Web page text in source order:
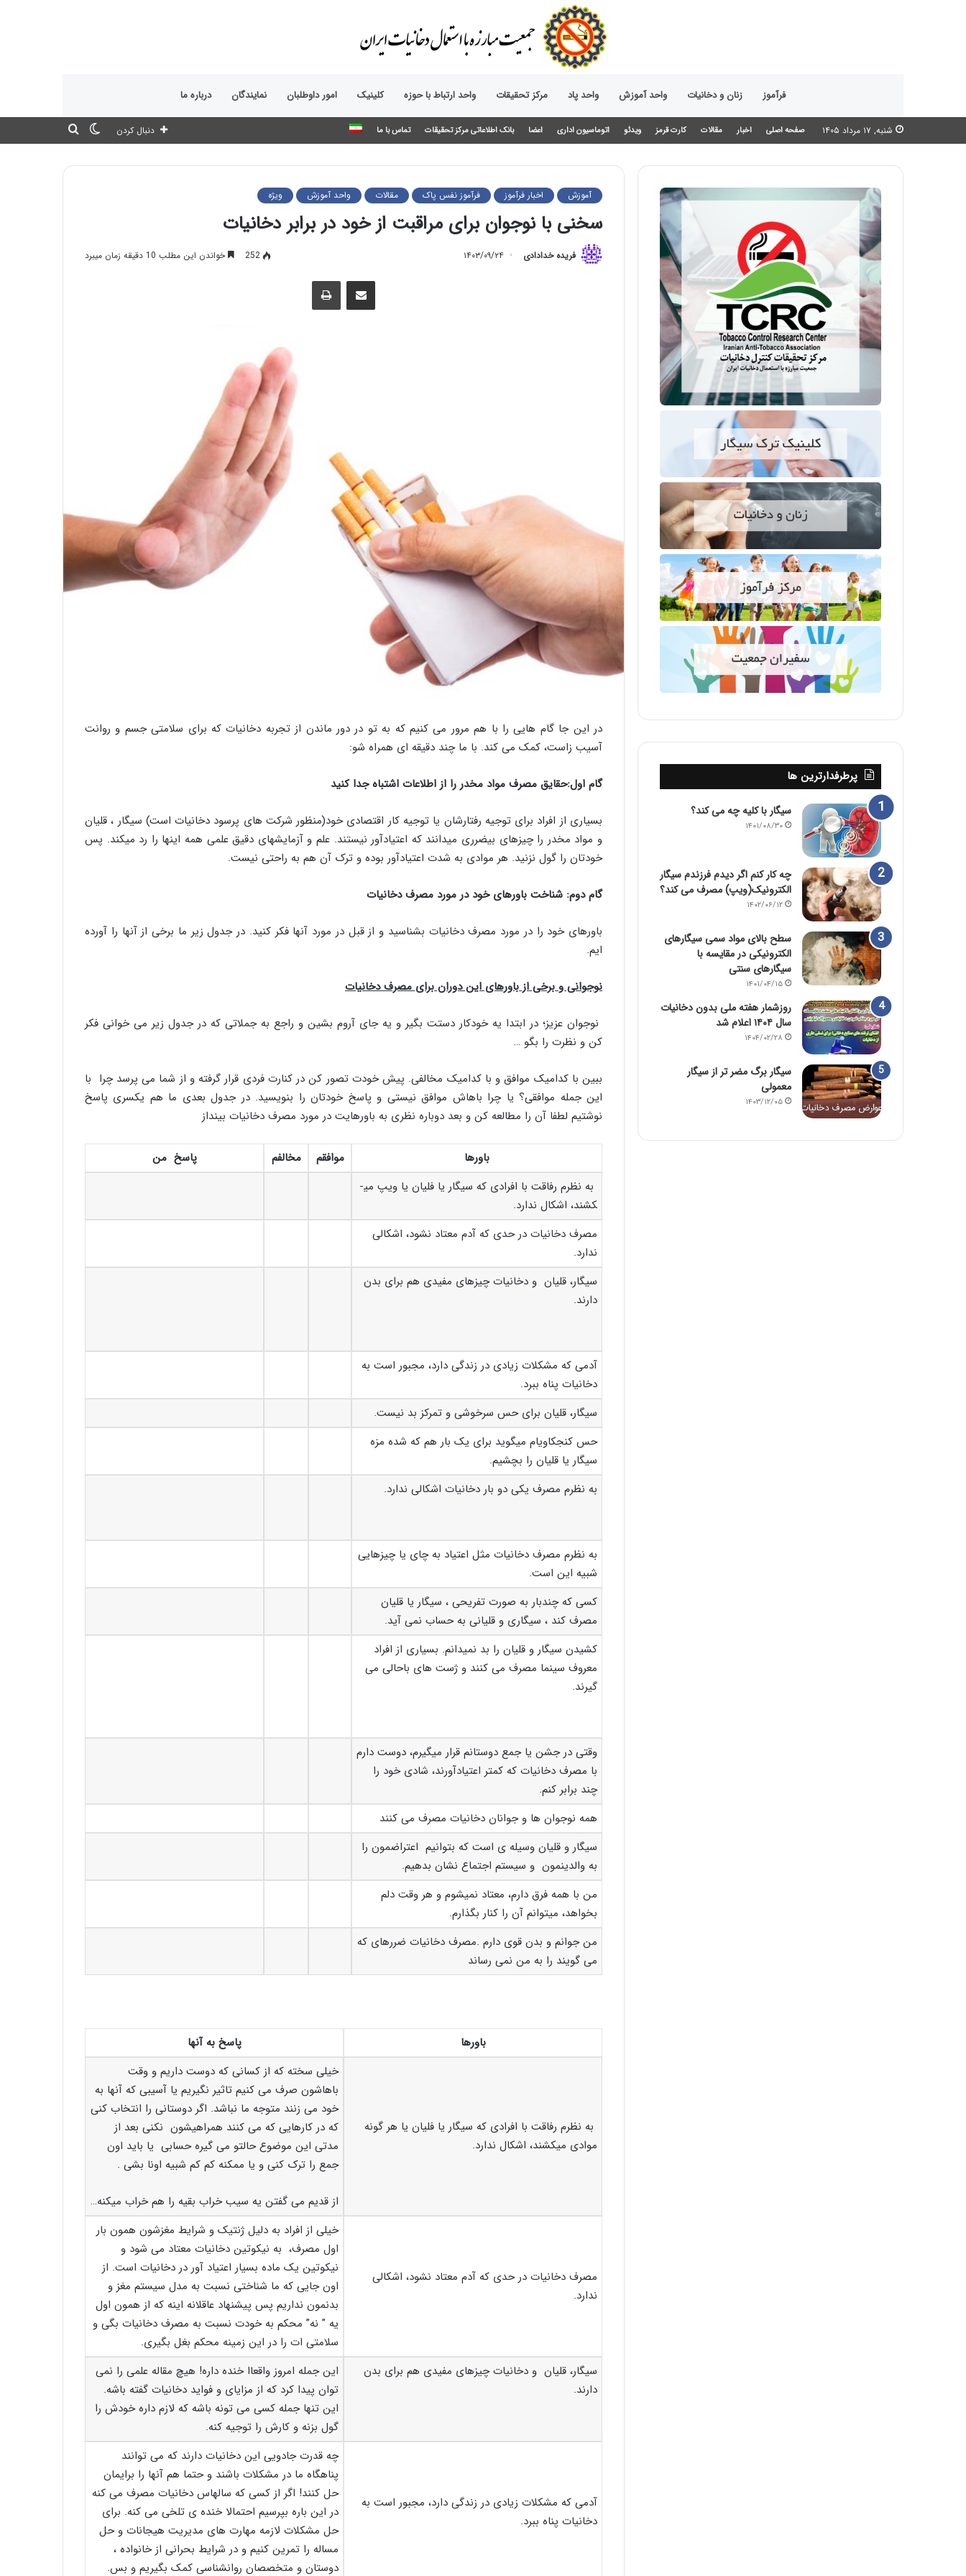
فرآموز زنان و دخانیات واحد آموزش واحد پاد مرکز تحقیقات واحد ارتباط با حوزه‌ کلینیک امور داوطلبان نمایندگان درباره ما
شنبه, ۱۷ مرداد ۱۴۰۵ صفحه اصلی اخبار مقالات کارت قرمز ویدئو اتوماسیون اداری اعضا بانک اطلاعاتی مرکز تحقیقات تماس با ما
تغییر
دنبال کردن
آموزش اخبار فرآموز فرآموز نفس پاک مقالات واحد آموزش ویژه
سخنی با نوجوان برای مراقبت از خود در برابر دخانیات
فریده خدادادی ۱۴۰۳/۰۹/۲۴ 252 خواندن این مطلب 10 دقیقه زمان میبرد
اشتراک گذاری از طریق ایمیل
در این جا گام هایی را با هم مرور می کنیم که به تو در دور ماندن از تجربه دخانیات که برای سلامتی جسم و روانت
آسیب زاست، کمک می کند. با ما چند دقیقه ای همراه شو:
گام اول:حقایق مصرف مواد مخدر را از اطلاعات اشتباه جدا کنید
بسیاری از افراد برای توجیه رفتارشان یا توجیه کار اقتصادی خود(منظور شرکت های پرسود دخانیات است) سیگار ، قلیان
و مواد مخدر را چیزهای بی­ضرری می­دانند که اعتیادآور نیستند. علم و آزمایش­های دقیق علمی همه اینها را رد می­کند. پس
خودتان را گول نزنید. هر موادی به شدت اعتیادآور بوده و ترک آن هم به راحتی نیست.
گام دوم: شناخت باورهای خود در مورد مصرف دخانیات
باورهای خود را در مورد مصرف دخانیات بشناسید و از قبل در مورد آنها فکر کنید. در جدول زیر ما برخی از آنها را آورده
ایم.
نوجوانی و برخی از باورهای این دوران برای مصرف دخانیات
نوجوان عزیز؛ در ابتدا یه خودکار دستت بگیر و یه جای آروم بشین و راجع به جملاتی که در جدول زیر می خوانی فکر
کن و نظرت را بگو …
ببین با کدامیک موافق و با کدامیک مخالفی. پیش خودت تصور کن در کنارت فردی قرار گرفته و از شما می پرسد چرا با
این جمله موافقی؟ یا چرا باهاش موافق نیستی و پاسخ خودتان را بنویسید. در جدول بعدی ما هم یکسری پاسخ
نوشتیم لطفا آن را مطالعه کن و بعد دوباره نظری به باورهایت در مورد مصرف دخانیات بینداز
باورها موافقم مخالفم
پاسخ من
به نظرم رفاقت با افرادی که سیگار یا فلیان یا ویپ می­
کشند، اشکال ندارد.
مصرف دخانیات در حدی که آدم معتاد نشود، اشکالی
ندارد.
سیگار، قلیان و دخانیات چیزهای مفیدی هم برای بدن
دارند.
آدمی که مشکلات زیادی در زندگی دارد، مجبور است به
دخانیات پناه ببرد.
سیگار، قلیان برای حس سرخوشی و تمرکز بد نیست.
حس کنجکاوی­ام می­گوید برای یک بار هم که شده مزه
سیگار یا قلیان را بچشیم.
به نظرم مصرف یکی دو بار دخانیات اشکالی ندارد.
به نظرم مصرف دخانیات مثل اعتیاد به چای یا چیزهایی
شبیه این است.
کسی که چندبار به صورت تفریحی ، سیگار یا قلیان
مصرف کند ، سیگاری و قلیانی به حساب نمی آید.
کشیدن سیگار و قلیان را بد نمی­دانم. بسیاری از افراد
معروف سینما مصرف می کنند و ژست های باحالی می
گیرند.
وقتی در جشن یا جمع دوستانم قرار میگیرم، دوست دارم
با مصرف دخانیات که کمتر اعتیادآورند، شادی خود را
چند برابر کنم.
همه نوجوان ها و جوانان دخانیات مصرف می کنند
سیگار و قلیان وسیله ی است که بتوانیم اعتراضمون را
به والدینمون و سیستم اجتماع نشان بدهیم.
من با همه فرق دارم، معتاد نمی­شوم و هر وقت دلم
بخواهد، می­توانم آن را کنار بگذارم.
من جوانم و بدن قوی دارم .مصرف دخانیات ضررهای که
می گویند را به من نمی رساند
باورها پاسخ به آنها
به نظرم رفاقت با افرادی که سیگار یا فلیان یا هر گونه
موادی می­کشند، اشکال ندارد.
خیلی سخته که از کسانی که دوست داریم و وقت
باهاشون صرف می کنیم تاثیر نگیریم یا آسیبی که آنها به
خود می زنند متوجه ما نباشد. اگر دوستانی را انتخاب کنی
که در کارهایی که می کنند همراهیشون نکنی بعد از
مدتی این موضوع حالتو می گیره حسابی یا باید اون
جمع را ترک کنی و یا ممکنه کم کم شبیه اونا بشی .
از قدیم می گفتن یه سیب خراب بقیه را هم خراب میکنه…
مصرف دخانیات در حدی که آدم معتاد نشود، اشکالی
ندارد.
خیلی از افراد به دلیل ژنتیک و شرایط مغزشون همون بار
اول مصرف، به نیکوتین دخانیات معتاد می شود و
نیکوتین یک ماده بسیار اعتیاد آور در دخانیات است. از
اون جایی که ما شناختی نسبت به مدل سیستم مغز و
بدنمون نداریم پس پیشنهاد عاقلانه اینه که از همون اول
یه ” نه” محکم به خودت نسبت به مصرف دخانیات بگی و
سلامتی ات را در این زمینه محکم بغل بگیری.
سیگار، قلیان و دخانیات چیزهای مفیدی هم برای بدن
دارند.
این جمله امروز واقعاا خنده داره! هیچ مقاله علمی را نمی
توان پیدا کرد که از مزایای و فواید دخانیات گفته باشه.
این تنها جمله کسی می تونه باشه که لازم داره خودش را
گول بزنه و کارش را توجیه کنه.
آدمی که مشکلات زیادی در زندگی دارد، مجبور است به
دخانیات پناه ببرد.
چه قدرت جادویی این دخانیات دارند که می توانند
پناهگاه ما در مشکلات باشند و حتما هم آنها را برایمان
حل کنند! اگر از کسی که سالهاس دخانیات مصرف می کنه
در این باره بپرسیم احتمالا خنده ی تلخی می کنه. برای
حل مشکلات لازمه مهارت های مدیریت هیجانات و حل
مساله را تمرین کنیم و در شرایط بحرانی از خانواده ،
دوستان و متخصصان روانشناسی کمک بگیریم و بس.
پرطرفدارترین ها
سیگار با کلیه چه می کند؟
۱۴۰۱/۰۸/۳۰
چه کار کنم اگر دیدم فرزندم سیگار
الکترونیک(ویپ) مصرف می کند؟
۱۴۰۲/۰۶/۱۲
سطح بالای مواد سمی سیگارهای
الکترونیکی در مقایسه با
سیگارهای سنتی
۱۴۰۱/۰۴/۱۵
روزشمار هفته ملی بدون دخانیات
سال ۱۴۰۴ اعلام شد
۱۴۰۴/۰۲/۲۸
سیگار برگ مضر تر از سیگار
معمولی
۱۴۰۳/۱۲/۰۵